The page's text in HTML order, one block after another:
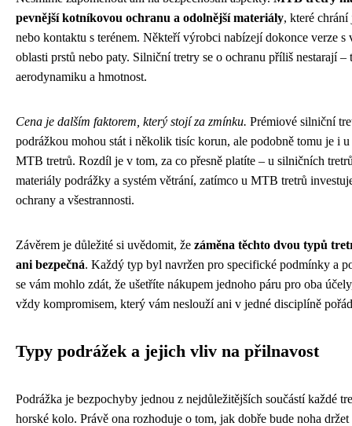
pevnější kotníkovou ochranu a odolnější materiály, které chrání
nebo kontaktu s terénem. Někteří výrobci nabízejí dokonce verze s
oblasti prstů nebo paty. Silniční tretry se o ochranu příliš nestarají
aerodynamiku a hmotnost.
Cena je dalším faktorem, který stojí za zmínku. Prémiové silniční
podrážkou mohou stát i několik tisíc korun, ale podobně tomu je i
MTB tretrů. Rozdíl je v tom, za co přesně platíte – u silničních
materiály podrážky a systém větrání, zatímco u MTB tretrů
ochrany a všestrannosti.
Závěrem je důležité si uvědomit, že záměna těchto dvou typů
ani bezpečná. Každý typ byl navržen pro specifické podmínky a
se vám mohlo zdát, že ušetříte nákupem jednoho páru pro oba
vždy kompromisem, který vám neslouží ani v jedné disciplíně
Typy podrážek a jejich vliv na přilnavost
Podrážka je bezpochyby jednou z nejdůležitějších součástí každé
horské kolo. Právě ona rozhoduje o tom, jak dobře bude noha